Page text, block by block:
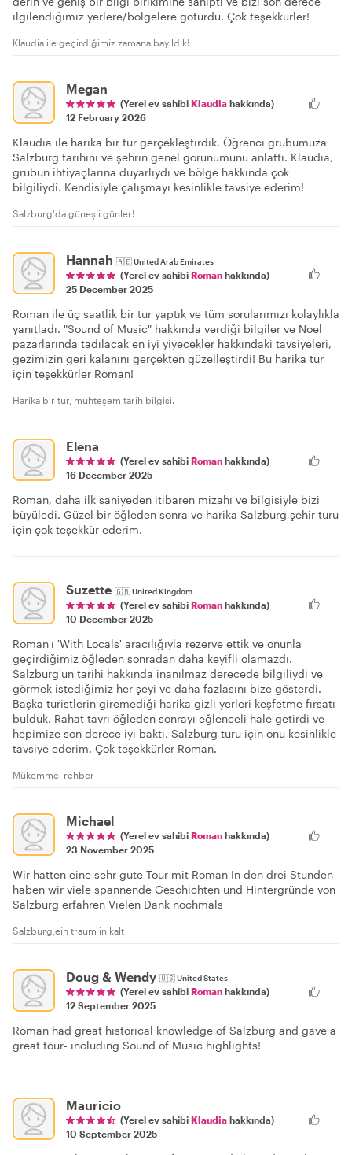
ilgilendiğimiz yerlere/bölgelere götürdü. Çok teşekkürler!
Klaudia ile geçirdiğimiz zamana bayıldık!
Megan
(Yerel ev sahibi Klaudia hakkında)
12 February 2026
Klaudia ile harika bir tur gerçekleştirdik. Öğrenci grubumuza
Salzburg tarihini ve şehrin genel görünümünü anlattı. Klaudia,
grubun ihtiyaçlarına duyarlıydı ve bölge hakkında çok
bilgiliydi. Kendisiyle çalışmayı kesinlikle tavsiye ederim!
Salzburg'da güneşli günler!
Hannah 🇦🇪United Arab Emirates
(Yerel ev sahibi Roman hakkında)
25 December 2025
Roman ile üç saatlik bir tur yaptık ve tüm sorularımızı kolaylıkla
yanıtladı. "Sound of Music" hakkında verdiği bilgiler ve Noel
pazarlarında tadılacak en iyi yiyecekler hakkındaki tavsiyeleri,
gezimizin geri kalanını gerçekten güzelleştirdi! Bu harika tur
için teşekkürler Roman!
Harika bir tur, muhteşem tarih bilgisi.
Elena
(Yerel ev sahibi Roman hakkında)
16 December 2025
Roman, daha ilk saniyeden itibaren mizahı ve bilgisiyle bizi
büyüledi. Güzel bir öğleden sonra ve harika Salzburg şehir turu
için çok teşekkür ederim.
Suzette 🇬🇧United Kingdom
(Yerel ev sahibi Roman hakkında)
10 December 2025
Roman'ı 'With Locals' aracılığıyla rezerve ettik ve onunla
geçirdiğimiz öğleden sonradan daha keyifli olamazdı.
Salzburg'un tarihi hakkında inanılmaz derecede bilgiliydi ve
görmek istediğimiz her şeyi ve daha fazlasını bize gösterdi.
Başka turistlerin giremediği harika gizli yerleri keşfetme fırsatı
bulduk. Rahat tavrı öğleden sonrayı eğlenceli hale getirdi ve
hepimize son derece iyi baktı. Salzburg turu için onu kesinlikle
tavsiye ederim. Çok teşekkürler Roman.
Mükemmel rehber
Michael
(Yerel ev sahibi Roman hakkında)
23 November 2025
Wir hatten eine sehr gute Tour mit Roman In den drei Stunden
haben wir viele spannende Geschichten und Hintergründe von
Salzburg erfahren Vielen Dank nochmals
Salzburg,ein traum in kalt
Doug & Wendy 🇺🇸United States
(Yerel ev sahibi Roman hakkında)
12 September 2025
Roman had great historical knowledge of Salzburg and gave a
great tour- including Sound of Music highlights!
Mauricio
(Yerel ev sahibi Klaudia hakkında)
10 September 2025